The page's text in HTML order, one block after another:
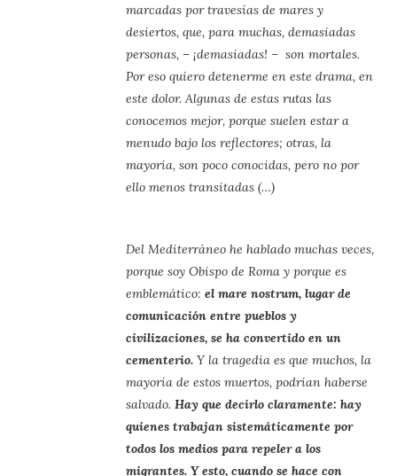
marcadas por travesías de mares y
desiertos, que, para muchas, demasiadas
personas, – ¡demasiadas! – son mortales.
Por eso quiero detenerme en este drama, en
este dolor. Algunas de estas rutas las
conocemos mejor, porque suelen estar a
menudo bajo los reflectores; otras, la
mayoría, son poco conocidas, pero no por
ello menos transitadas (…)
Del Mediterráneo he hablado muchas veces,
porque soy Obispo de Roma y porque es
emblemático:el mare nostrum, lugar de
comunicación entre pueblos y
civilizaciones, se ha convertido en un
cementerio. Y la tragedia es que muchos, la
mayoría de estos muertos, podrían haberse
salvado. Hay que decirlo claramente: hay
quienes trabajan sistemáticamente por
todos los medios para repeler a los
migrantes. Y esto, cuando se hace con